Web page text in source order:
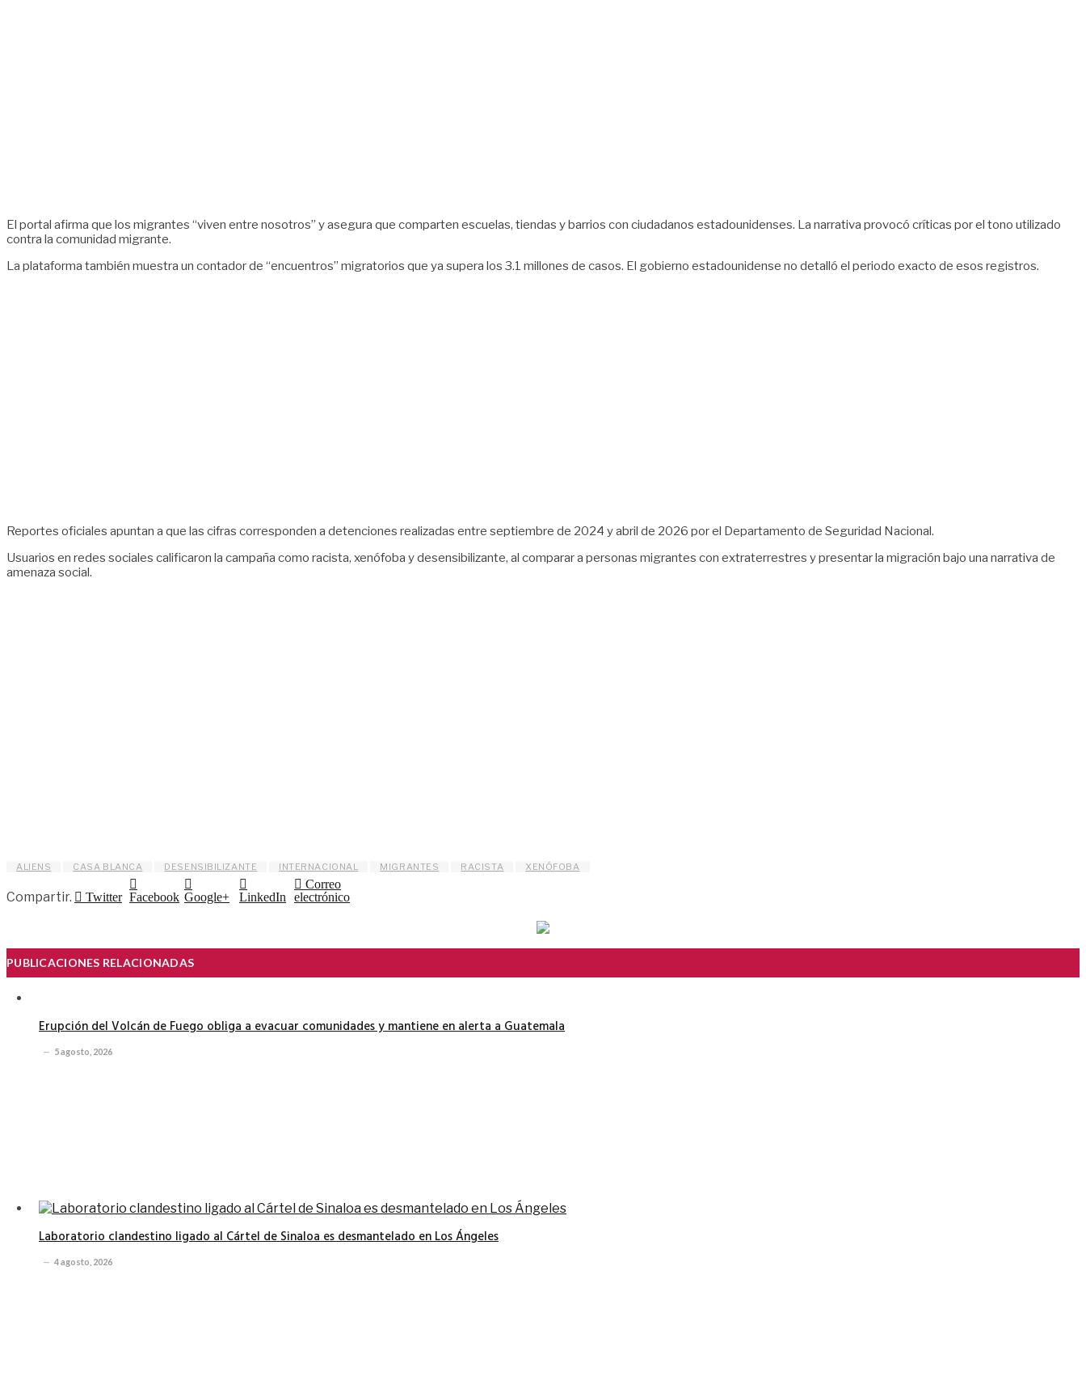
El portal afirma que los migrantes “viven entre nosotros” y asegura que comparten escuelas, tiendas y barrios con ciudadanos estadounidenses. La narrativa provocó críticas por el tono utilizado
contra la comunidad migrante.
La plataforma también muestra un contador de “encuentros” migratorios que ya supera los 3.1 millones de casos. El gobierno estadounidense no detalló el periodo exacto de esos registros.
Reportes oficiales apuntan a que las cifras corresponden a detenciones realizadas entre septiembre de 2024 y abril de 2026 por el Departamento de Seguridad Nacional.
Usuarios en redes sociales calificaron la campaña como racista, xenófoba y desensibilizante, al comparar a personas migrantes con extraterrestres y presentar la migración bajo una narrativa de
amenaza social.
ALIENS CASA BLANCA DESENSIBILIZANTE INTERNACIONAL MIGRANTES RACISTA XENÓFOBA
Compartir. Twitter Facebook Google+ LinkedIn
Correo
electrónico
PUBLICACIONES RELACIONADAS
Erupción del Volcán de Fuego obliga a evacuar comunidades y mantiene en alerta a Guatemala
5 agosto, 2026
Laboratorio clandestino ligado al Cártel de Sinaloa es desmantelado en Los Ángeles
4 agosto, 2026